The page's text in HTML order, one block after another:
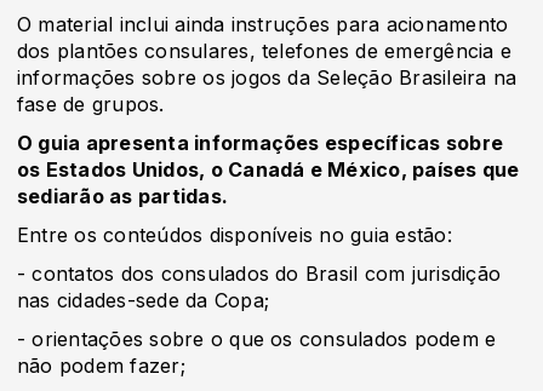
O material inclui ainda instruções para acionamento
dos plantões consulares, telefones de emergência e
informações sobre os jogos da Seleção Brasileira na
fase de grupos.
O guia apresenta informações específicas sobre
os Estados Unidos, o Canadá e México, países que
sediarão as partidas.
Entre os conteúdos disponíveis no guia estão:
- contatos dos consulados do Brasil com jurisdição
nas cidades-sede da Copa;
- orientações sobre o que os consulados podem e
não podem fazer;